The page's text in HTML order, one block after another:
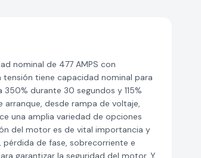
nominal de 477 AMPS con
tensión tiene capacidad nominal para
durante 30 segundos y 115%
desde rampa de voltaje,
una amplia variedad de opciones
del motor es de vital importancia y
pérdida de fase, sobrecorriente e
garantizar la seguridad del motor. Y